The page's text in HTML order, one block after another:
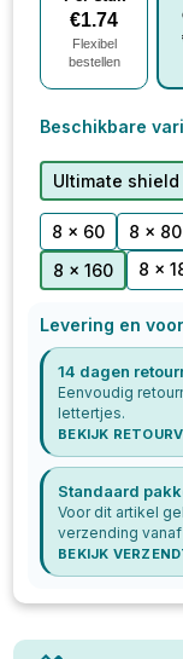
€1.74
Flexibel
bestellen
Beschikbare
Ultimate shield
8 x 60 8 x 80
8 x 160
8 x
Levering en
14 dagen
Eenvoudig
lettertjes.
BEKIJK
Standaard
Voor dit artikel
verzending
BEKIJK